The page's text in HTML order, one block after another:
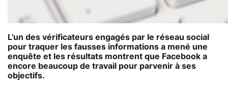
L'un des vérificateurs engagés par le réseau social
pour traquer les fausses informations a mené une
enquête et les résultats montrent que Facebook a
encore beaucoup de travail pour parvenir à ses
objectifs.